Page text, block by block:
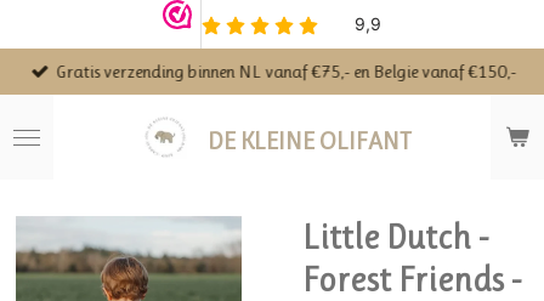
direct
naar
hoofdinhoud
DE KLEINE OLIFANT
Gratis verzending binnen NL vanaf €75,- en Belgie vanaf €150,-
Little Dutch -
Forest Friends -